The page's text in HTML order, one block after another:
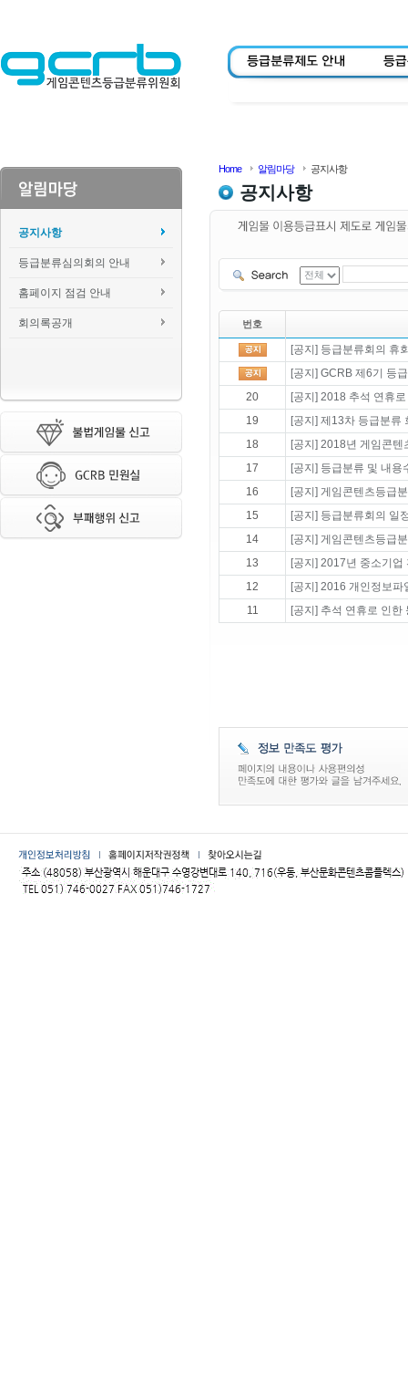
공지사항
등급분류심의회의 안내
홈페이지 점검 안내
회의록공개
Home 알림마당 공지사항
공지사항
번호
[공지] 등급분류회의 휴
[공지] GCRB 제6기 등
20
[공지] 2018 추석 연휴
19
[공지] 제13차 등급분류
18
[공지] 2018년 게임콘
17
[공지] 등급분류 및 내
16
[공지] 게임콘텐츠등급
15
[공지] 등급분류회의 일
14
[공지] 게임콘텐츠등급
13
[공지] 2017년 중소기
12
[공지] 2016 개인정보파
11
[공지] 추석 연휴로 인